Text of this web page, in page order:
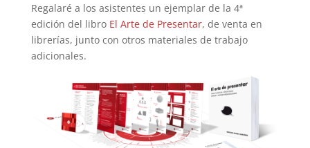
Regalaré a los asistentes un ejemplar de la 4ª
edición del libro El Arte de Presentar, de venta en
librerías, junto con otros materiales de trabajo
adicionales.